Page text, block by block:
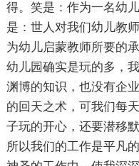
得。笑是：作为一名幼
是：世人对我们幼儿教
为幼儿启蒙教师所要的
幼儿园确实是玩的多，
渊博的知识，也没有企
的回天之术，可我们每
子玩的开心，还要潜移
所以我们的工作是平凡